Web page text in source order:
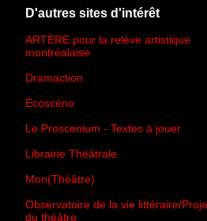
D'autres sites d'intérêt
ARTÈRE pour la relève artistique
montréalaise
Dramaction
Écoscéno
Le Proscenium - Textes à jouer
Librairie Théâtrale
Mon(Théâtre)
Observatoire de la vie littéraire/
du théâtre